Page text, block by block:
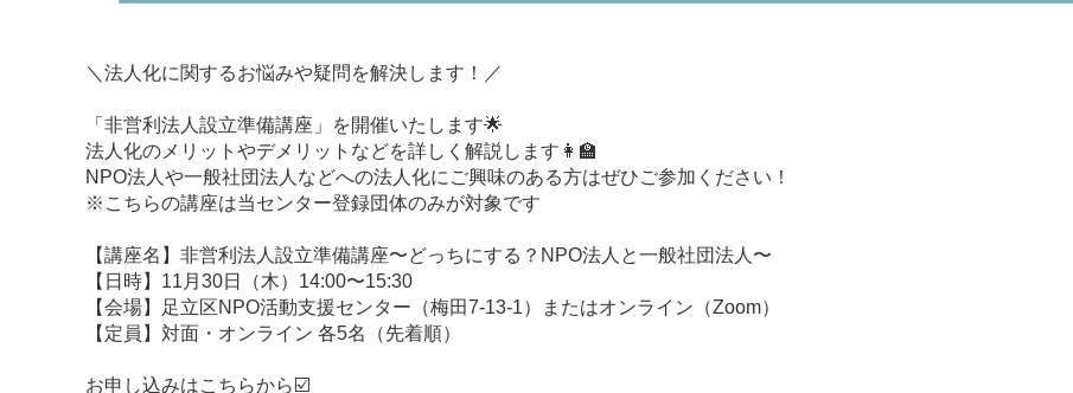
＼法人化に関するお悩みや疑問を解決します！／
「非営利法人設立準備講座」を開催いたします🌟
法人化のメリットやデメリットなどを詳しく解説します👩‍🏫
NPO法人や一般社団法人などへの法人化にご興味のある方はぜひご参加ください！
※こちらの講座は当センター登録団体のみが対象です
【講座名】非営利法人設立準備講座〜どっちにする？NPO法人と一般社団法人〜
【日時】11月30日（木）14:00〜15:30
【会場】足立区NPO活動支援センター（梅田7-13-1）またはオンライン（Zoom）
【定員】対面・オンライン 各5名（先着順）
お申し込みはこちらから☑️